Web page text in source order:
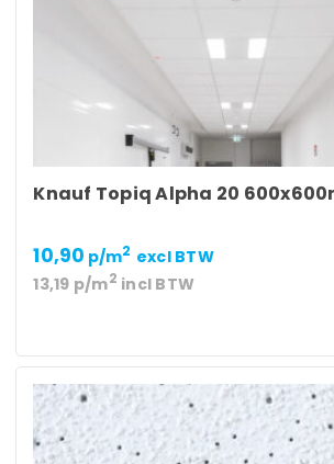
Knauf Topiq Alpha 20
10,90 p/m2 excl BTW
13,19 p/m2 incl BTW